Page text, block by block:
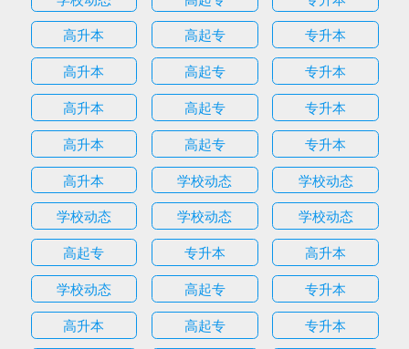
高升本
高起专
专升本
高升本
高起专
专升本
高升本
高起专
专升本
高升本
高起专
专升本
高升本
学校动态
学校动态
学校动态
学校动态
学校动态
高起专
专升本
高升本
学校动态
高起专
专升本
高升本
高起专
专升本